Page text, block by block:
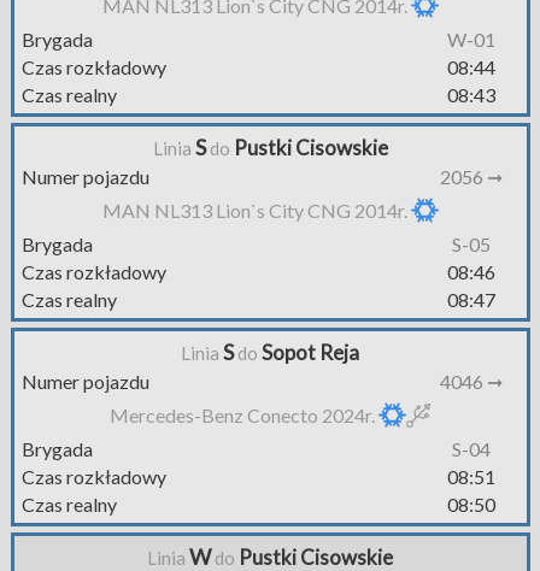
MAN NL313 Lion`s City CNG 2014r.
Brygada
W-01
Czas rozkładowy
08:44
Czas realny
08:43
Linia Sdo Pustki Cisowskie
Numer pojazdu
2056 ➞
MAN NL313 Lion`s City CNG 2014r.
Brygada
S-05
Czas rozkładowy
08:46
Czas realny
08:47
Linia Sdo Sopot Reja
Numer pojazdu
4046 ➞
Mercedes-Benz Conecto 2024r.
Brygada
S-04
Czas rozkładowy
08:51
Czas realny
08:50
Linia Wdo Pustki Cisowskie